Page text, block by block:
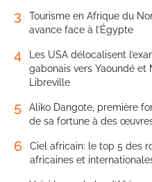
3
Tourisme en Afrique du
avance face à l’Égypte
4
Les USA délocalisent
gabonais vers Yaoundé et
Libreville
5
Aliko Dangote, première
de sa fortune à des
6
Ciel africain: le top 5 des
africaines et